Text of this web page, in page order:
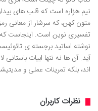
نیم هزاره است که قلب های
متون کهن، که سرشار از معانی
تفسیری نوین است. اینجاست که
نوشته اساتید برجسته ی
آید. آن ها نه تنها ابیات
اند، بلکه تمرینات عملی و
نظرات کاربران